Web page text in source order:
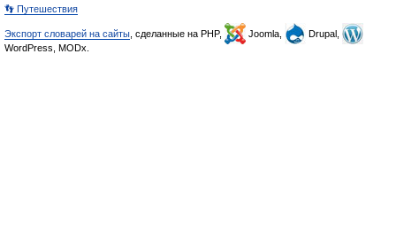
👣 Путешествия
Экспорт словарей на сайты , сделанные на PHP, Joomla,
Drupal,
WordPress, MODx.